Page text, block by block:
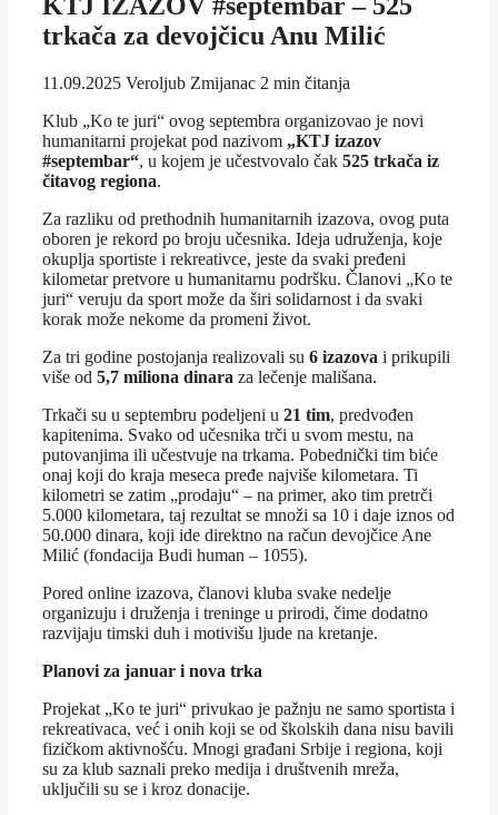
trkača za devojčicu Anu Milić
11.09.2025 Veroljub Zmijanac 2 min čitanja
Klub „Ko te juri“ ovog septembra organizovao je novi
humanitarni projekat pod nazivom „KTJ izazov
#septembar“, u kojem je učestvovalo čak 525 trkača iz
čitavog regiona.
Za razliku od prethodnih humanitarnih izazova, ovog puta
oboren je rekord po broju učesnika. Ideja udruženja, koje
okuplja sportiste i rekreativce, jeste da svaki pređeni
kilometar pretvore u humanitarnu podršku. Članovi „Ko te
juri“ veruju da sport može da širi solidarnost i da svaki
korak može nekome da promeni život.
Za tri godine postojanja realizovali su 6 izazova i prikupili
više od 5,7 miliona dinara za lečenje mališana.
Trkači su u septembru podeljeni u 21 tim, predvođen
kapitenima. Svako od učesnika trči u svom mestu, na
putovanjima ili učestvuje na trkama. Pobednički tim biće
onaj koji do kraja meseca pređe najviše kilometara. Ti
kilometri se zatim „prodaju“ – na primer, ako tim pretrči
5.000 kilometara, taj rezultat se množi sa 10 i daje iznos od
50.000 dinara, koji ide direktno na račun devojčice Ane
Milić (fondacija Budi human – 1055).
Pored online izazova, članovi kluba svake nedelje
organizuju i druženja i treninge u prirodi, čime dodatno
razvijaju timski duh i motivišu ljude na kretanje.
Planovi za januar i nova trka
Projekat „Ko te juri“ privukao je pažnju ne samo sportista i
rekreativaca, već i onih koji se od školskih dana nisu bavili
fizičkom aktivnošću. Mnogi građani Srbije i regiona, koji
su za klub saznali preko medija i društvenih mreža,
uključili su se i kroz donacije.